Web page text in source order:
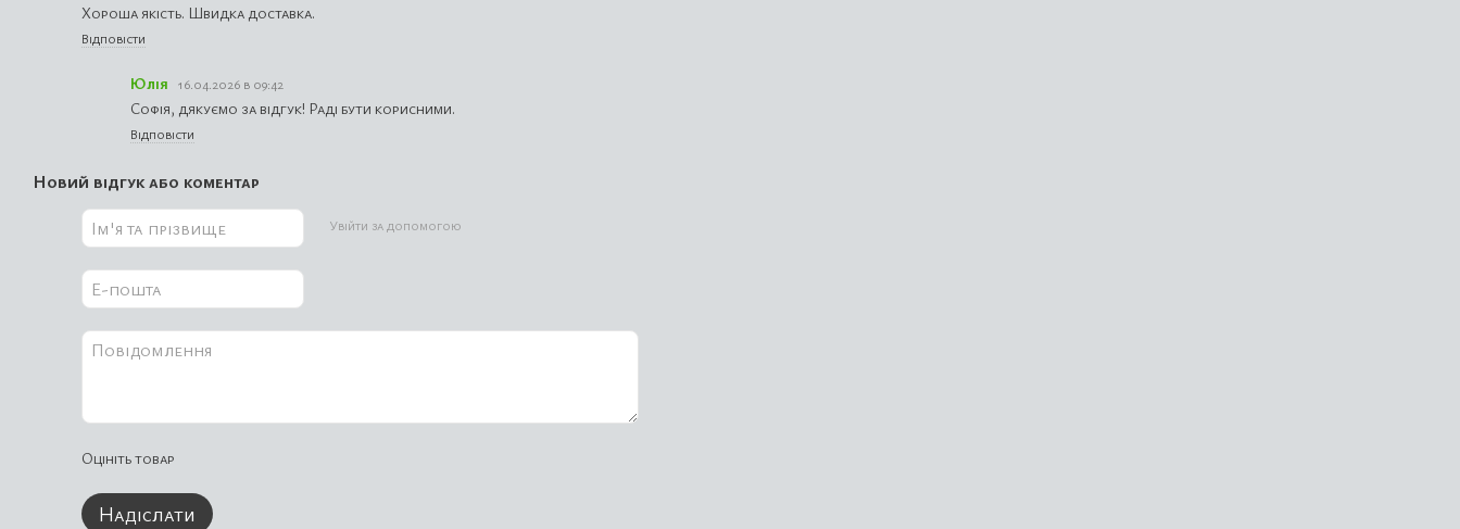
Хороша якість. Швидка доставка.
Відповісти
Юлія 16.04.2026 в 09:42
Софія, дякуємо за відгук! Раді бути корисними.
Відповісти
Новий відгук або коментар
Увійти за допомогою
Оцініть товар
Надіслати